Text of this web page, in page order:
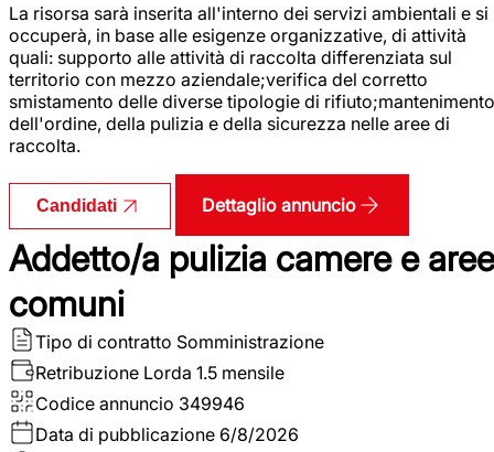
La risorsa sarà inserita all'interno dei servizi ambientali e si
occuperà, in base alle esigenze organizzative, di attività
quali: supporto alle attività di raccolta differenziata sul
territorio con mezzo aziendale;verifica del corretto
smistamento delle diverse tipologie di rifiuto;mantenimento
dell'ordine, della pulizia e della sicurezza nelle aree di
raccolta.
Candidati Dettaglio annuncio
Addetto/a pulizia camere e aree
comuni
Tipo di contratto Somministrazione
Retribuzione Lorda 1.5 mensile
Codice annuncio 349946
Data di pubblicazione 6/8/2026